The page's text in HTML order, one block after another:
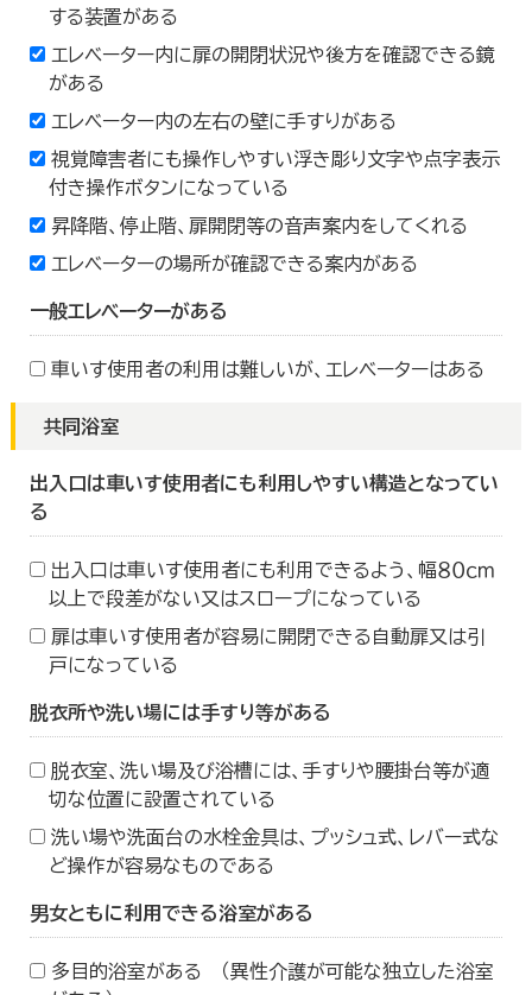
する装置がある
エレベーター内に扉の開閉状況や後方を確認できる鏡
がある
エレベーター内の左右の壁に手すりがある
視覚障害者にも操作しやすい浮き彫り文字や点字表示
付き操作ボタンになっている
昇降階、停止階、扉開閉等の音声案内をしてくれる
エレベーターの場所が確認できる案内がある
一般エレベーターがある
車いす使用者の利用は難しいが、エレベーターはある
共同浴室
出入口は車いす使用者にも利用しやすい構造となってい
る
出入口は車いす使用者にも利用できるよう、幅８０ｃｍ
以上で段差がない又はスロープになっている
扉は車いす使用者が容易に開閉できる自動扉又は引
戸になっている
脱衣所や洗い場には手すり等がある
脱衣室、洗い場及び浴槽には、手すりや腰掛台等が適
切な位置に設置されている
洗い場や洗面台の水栓金具は、プッシュ式、レバー式な
ど操作が容易なものである
男女ともに利用できる浴室がある
多目的浴室がある （異性介護が可能な独立した浴室